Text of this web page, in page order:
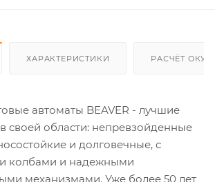
ХАРАКТЕРИСТИКИ РАСЧЁТ
автоматы BEAVER - лучшие
своей области: непревзойденные
и долговечные, с
колбами и надежными
механизмами. Уже более 50 лет